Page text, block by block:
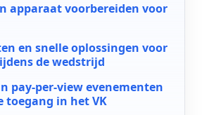
apparaat voorbereiden voor
en snelle oplossingen voor
de wedstrijd
pay-per-view evenementen
toegang in het VK